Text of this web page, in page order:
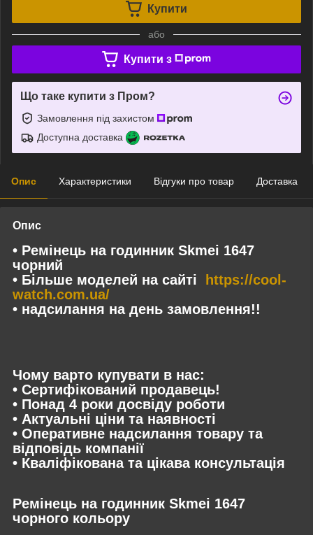
Купити
або
Купити з
Що таке купити з Пром?
Замовлення під захистом
Доступна доставка
Опис Характеристики Відгуки про товар Доставка
Опис
• Ремінець на годинник Skmei 1647
чорний
• Більше моделей на сайті
https://cool-
watch.com.ua/
• надсилання на день замовлення!!
Чому варто купувати в нас:
• Сертифікований продавець!
• Понад 4 роки досвіду роботи
• Актуальні ціни та наявності
• Оперативне надсилання товару та
відповідь компанії
• Кваліфікована та цікава консультація
Ремінець на годинник Skmei 1647
чорного кольору